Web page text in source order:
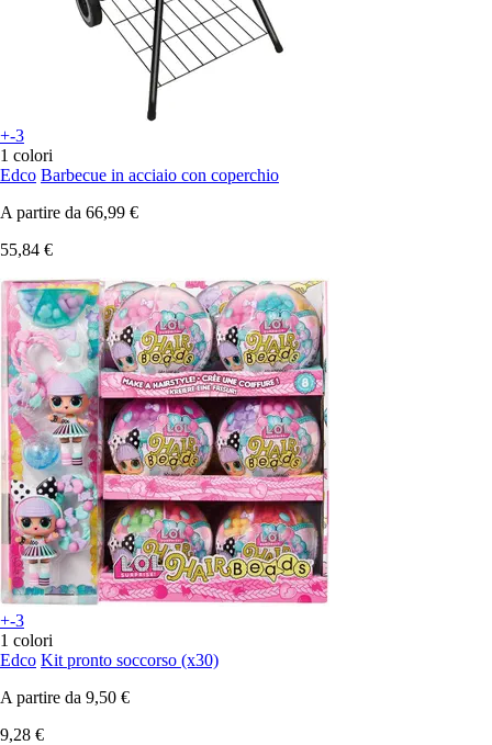
+-3
1 colori
Edco Barbecue in acciaio con coperchio
A partire da 66,99 €
55,84 €
+-3
1 colori
Edco Kit pronto soccorso (x30)
A partire da 9,50 €
9,28 €